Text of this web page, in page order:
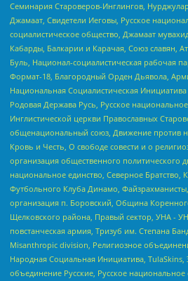
Семинария Староверов-Инглингов,
Джамаат, Свидетели Иеговы, Русское
социалистическое общество, Джамаат
Кабарды, Балкарии и Карачая, Союз славян,
Буль, Национал-социалистическая рабочая
Формат-18, Благородный Орден Дьявола,
Национальная Социалистическая
Родовая Держава Русь, Русское
Инглистической церкви Православных
общенациональный союз, Движение против
Кровь и Честь, О свободе совести и о
организация общественного политического
национальное единство, Северное Братство,
Футбольного Клуба Динамо,
организация п. Боровский, Община
Щелковского района, Правый сектор, УНА -
повстанческая армия, Тризуб им. Степана
Misanthropic division, Религиозное
Народная Социальная Инициатива, TulaSkins,
объединение Русские, Русское